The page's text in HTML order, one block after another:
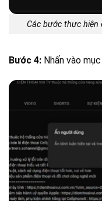
Các bước thực hiện
Bước 4: Nhấn vào mục